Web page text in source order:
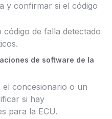
y confirmar si el código
de falla detectado
de software de la
concesionario o un
si hay
para la ECU.